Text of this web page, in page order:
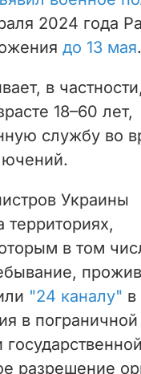
2024 года
до 13 мая.
в
18–60 лет,
службу во
Украины
территориях,
в том
"24 каналу" в
в
разрешение